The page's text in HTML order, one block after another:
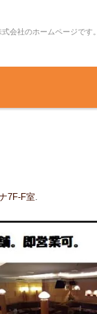
会社のホームページです。
7F-F室.